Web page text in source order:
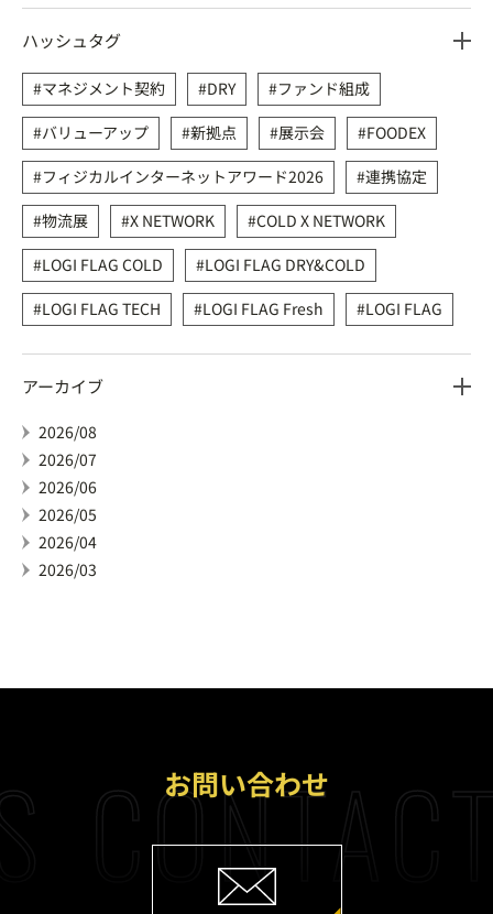
ハッシュタグ
マネジメント契約 DRY
ファンド組成
バリューアップ
新拠点 展示会
FOODEX
フィジカルインターネットアワード2026
連携協定
物流展
X NETWORK
COLD X NETWORK
LOGI FLAG COLD
LOGI FLAG DRY&COLD
LOGI FLAG TECH
LOGI FLAG Fresh LOGI FLAG
アーカイブ
2026/08
2026/07
2026/06
2026/05
2026/04
2026/03
お問い合わせ